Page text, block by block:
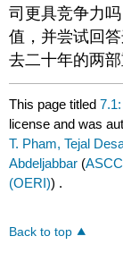
司更具竞争力
值，并尝试回
去二十年的两部
This page titled
license and was
T. Pham, Tejal
Abdeljabbar (
(OERI)) .
Back to top